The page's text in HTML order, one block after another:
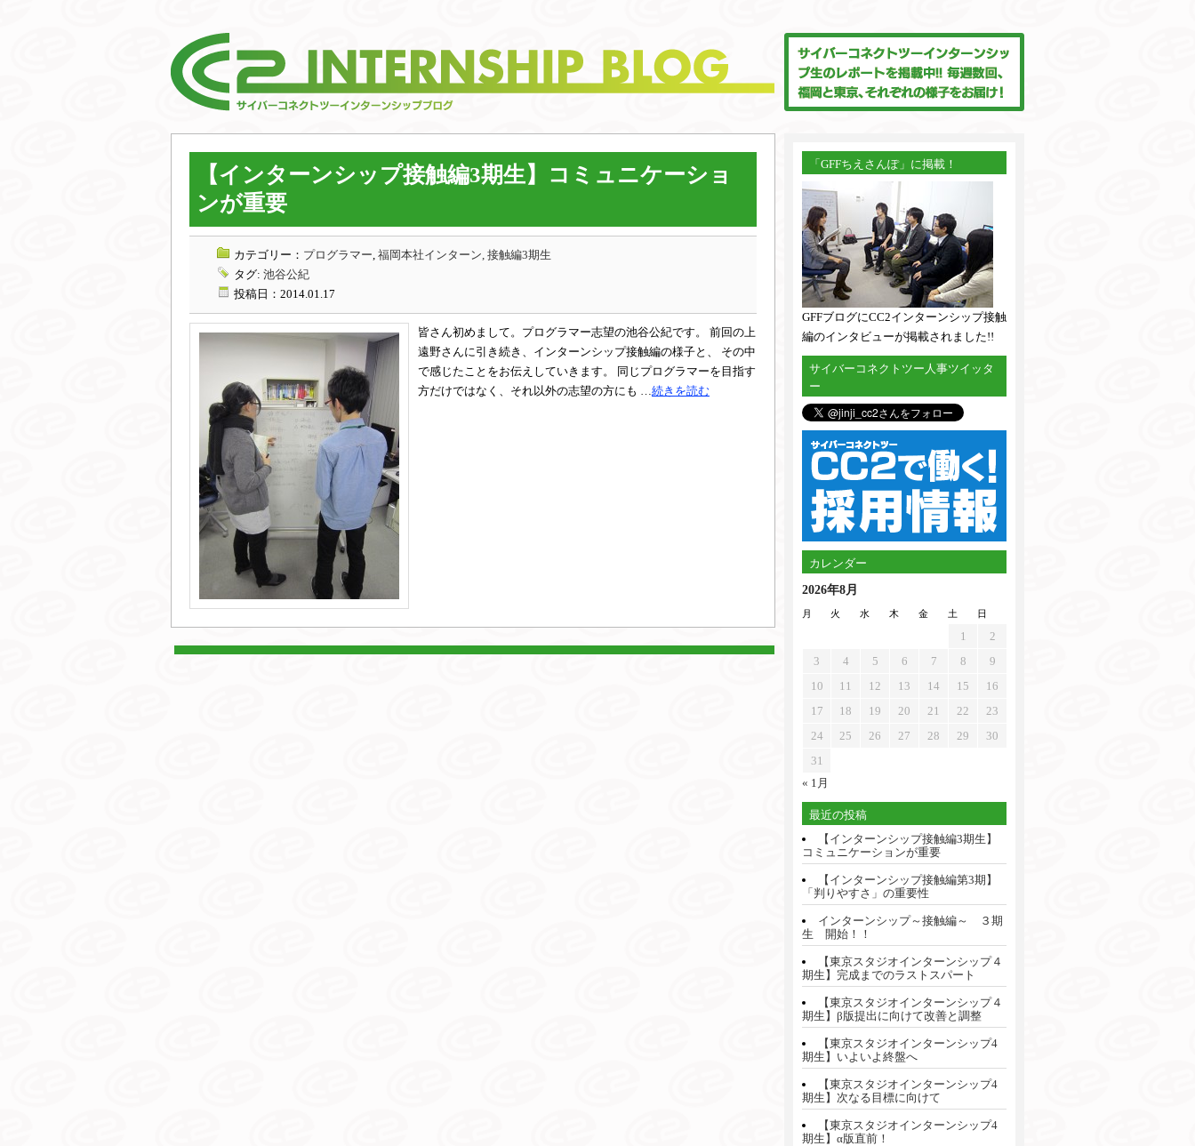
【インターンシップ接触編3期生】コミュニケーショ
ンが重要
カテゴリー： プログラマー, 福岡本社インターン, 接触編3期生
タグ: 池谷公紀
投稿日：2014.01.17
皆さん初めまして。プログラマー志望の池谷公紀です。 前回の上
遠野さんに引き続き、インターンシップ接触編の様子と、 その中
で感じたことをお伝えしていきます。 同じプログラマーを目指す
方だけではなく、それ以外の志望の方にも …続きを読む
「GFFちえさんぽ」に掲載！
GFFブログにCC2インターンシップ接触
編のインタビューが掲載されました!!
サイバーコネクトツー人事ツイッタ
ー
カレンダー
2026年8月
月 火 水 木 金 土 日
1
2
3
4 5 6 7 8
9
10
11 12 13 14 15
16
17
18 19 20 21 22
23
24
25 26 27 28 29
30
31
« 1月
最近の投稿
【インターンシップ接触編3期生】
コミュニケーションが重要
【インターンシップ接触編第3期】
「判りやすさ」の重要性
インターンシップ～接触編～ ３期
生 開始！！
【東京スタジオインターンシップ４
期生】完成までのラストスパート
【東京スタジオインターンシップ４
期生】β版提出に向けて改善と調整
【東京スタジオインターンシップ4
期生】いよいよ終盤へ
【東京スタジオインターンシップ4
期生】次なる目標に向けて
【東京スタジオインターンシップ4
期生】α版直前！